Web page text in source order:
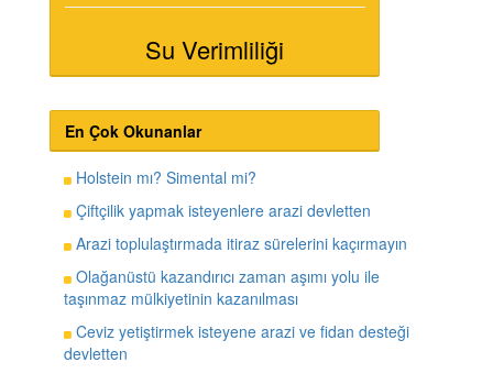
Su Verimliliği
En Çok Okunanlar
Holstein mı? Simental mi?
Çiftçilik yapmak isteyenlere arazi devletten
Arazi toplulaştırmada itiraz sürelerini kaçırmayın
Olağanüstü kazandırıcı zaman aşımı yolu ile
taşınmaz mülkiyetinin kazanılması
Ceviz yetiştirmek isteyene arazi ve fidan desteği
devletten